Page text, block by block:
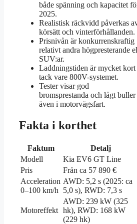
både spänning och kapacitet
2025.
Realistisk räckvidd påverkas
körsätt och vinterförhållanden.
Prisnivån är konkurrenskraftig
relativt andra högpresterande
SUV:ar.
Laddningstiden är mycket kort
tack vare 800V-systemet.
Tester visar god
bromsprestanda och lågt buller
även i motorvägsfart.
Fakta i korthet
Faktum
Detalj
Modell
Kia EV6 GT Line
Pris
Från ca 57 890 €
Acceleration
0–100 km/h
AWD: 5,2 s (2025: ca
5,0 s), RWD: 7,3 s
Motoreffekt
AWD: 239 kW (325
hk), RWD: 168 kW
(229 hk)